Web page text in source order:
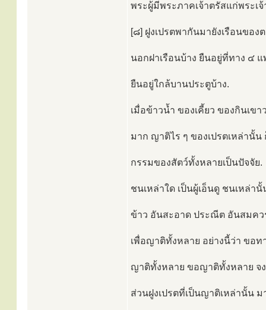
พระผู้มีพระภาคเจ้าตรัสแก่พระเ
[๘] ฝูงเปรตพากันมายังเรือนของ
นอกฝาเรือนบ้าง ยืนอยู่ที่ทาง ๔ แ
ยืนอยู่ใกล้บานประตูบ้าง.
เมื่อข้าวน้ำ ของเคี้ยว ของกินเขา
มาก ญาติไร ๆ ของเปรตเหล่านั้น
กรรมของสัตว์ทั้งหลายเป็นปัจจัย.
ชนเหล่าใด เป็นผู้เอ็นดู ชนเหล่า
ข้าว อันสะอาด ประณีต อันสมค
เพื่อญาติทั้งหลาย อย่างนี้ว่า ขอ
ญาติทั้งหลาย ขอญาติทั้งหลาย จ
ส่วนฝูงเปรตที่เป็นญาติเหล่านั้น